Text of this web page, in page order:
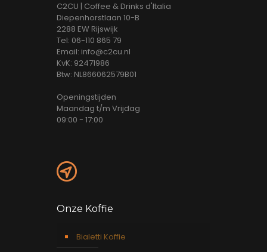
C2CU | Coffee & Drinks d'Italia
Diepenhorstlaan 10-B
2288 EW Rijswijk
Tel: 06-110 865 79
Email: info@c2cu.nl
KvK: 92471986
Btw: NL866062579B01
Openingstijden
Maandag t/m Vrijdag
09:00 - 17:00
Onze Koffie
Bialetti Koffie